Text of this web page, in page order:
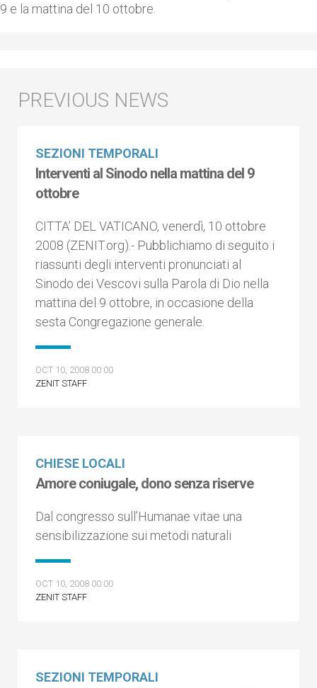
9 e la mattina del 10 ottobre.
SEZIONI TEMPORALI
Interventi al Sinodo nella mattina del 9
ottobre
CITTA’ DEL VATICANO, venerdì, 10 ottobre
2008 (ZENIT.org).- Pubblichiamo di seguito i
riassunti degli interventi pronunciati al
Sinodo dei Vescovi sulla Parola di Dio nella
mattina del 9 ottobre, in occasione della
sesta Congregazione generale.
OCT 10, 2008 00:00
ZENIT STAFF
CHIESE LOCALI
Amore coniugale, dono senza riserve
Dal congresso sull’Humanae vitae una
sensibilizzazione sui metodi naturali
OCT 10, 2008 00:00
ZENIT STAFF
SEZIONI TEMPORALI